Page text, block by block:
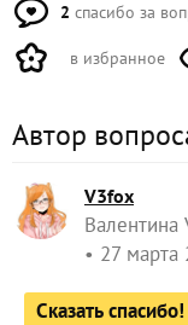
2 спасибо за
в избранное
Автор
V3fox
Валентина
27 марта
Сказать спасибо!